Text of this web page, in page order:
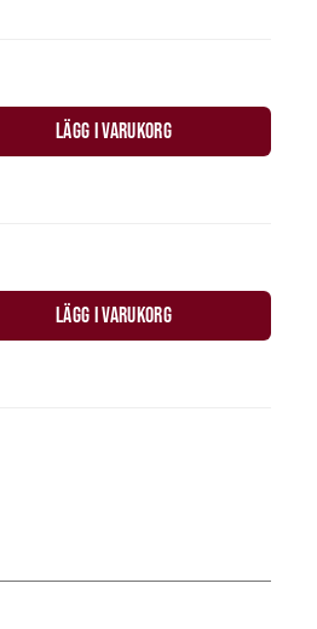
LÄGG I VARUKORG
LÄGG I VARUKORG